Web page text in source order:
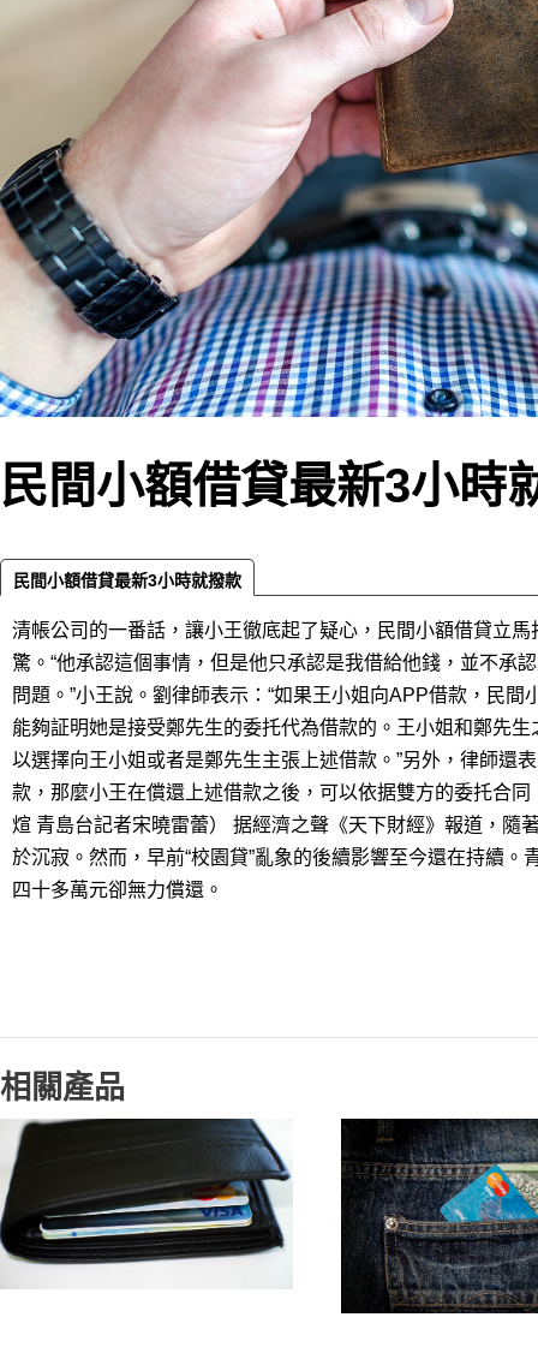
民間小額借貸最新3小時
民間小額借貸最新3小時就撥款
清帳公司的一番話，讓小王徹底起了疑心，民間小額借貸立
驚。“他承認這個事情，但是他只承認是我借給他錢，並不承
問題。”小王說。劉律師表示：“如果王小姐向APP借款，民
能夠証明她是接受鄭先生的委托代為借款的。王小姐和鄭先
以選擇向王小姐或者是鄭先生主張上述借款。”另外，律師還
款，那麼小王在償還上述借款之後，可以依据雙方的委托合
煊 青島台記者宋曉雷蕾） 据經濟之聲《天下財經》報道，隨
於沉寂。然而，早前“校園貸”亂象的後續影響至今還在持續。
四十多萬元卻無力償還。
相關產品